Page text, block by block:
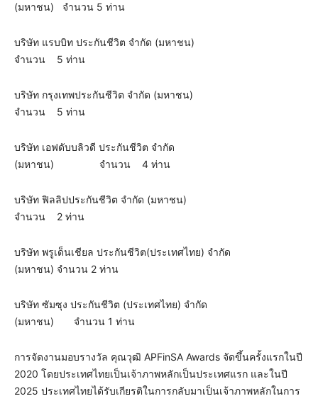
(มหาชน) จำนวน 5 ท่าน
บริษัท แรบบิท ประกันชีวิต จำกัด (มหาชน)
จำนวน 5 ท่าน
บริษัท กรุงเทพประกันชีวิต จำกัด (มหาชน)
จำนวน 5 ท่าน
บริษัท เอฟดับบลิวดี ประกันชีวิต จำกัด
(มหาชน) จำนวน 4 ท่าน
บริษัท ฟิลลิปประกันชีวิต จำกัด (มหาชน)
จำนวน 2 ท่าน
บริษัท พรูเด็นเชียล ประกันชีวิต(ประเทศไทย) จำกัด
(มหาชน) จำนวน 2 ท่าน
บริษัท ซัมซุง ประกันชีวิต (ประเทศไทย) จำกัด
(มหาชน) จำนวน 1 ท่าน
การจัดงานมอบรางวัล คุณวุฒิ APFinSA Awards จัดขึ้นครั้งแรกในปี
2020 โดยประเทศไทยเป็นเจ้าภาพหลักเป็นประเทศแรก และในปี
2025 ประเทศไทยได้รับเกียรติในการกลับมาเป็นเจ้าภาพหลักในการ